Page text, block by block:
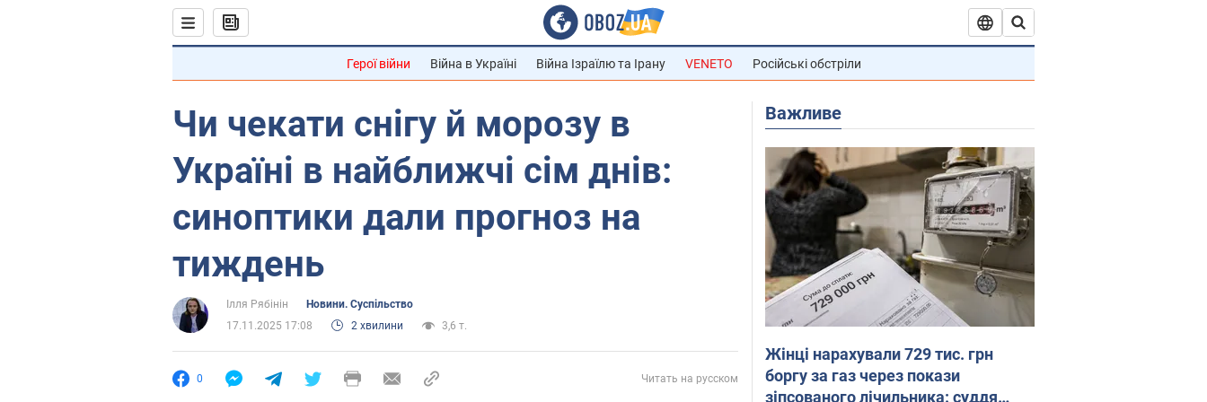
Герої війни Війна в Україні Війна Ізраїлю та Ірану VENETO Російські обстріли
Чи чекати снігу й морозу в
Україні в найближчі сім днів:
синоптики дали прогноз на
тиждень
Ілля Рябінін
Новини. Суспільство
17.11.2025 17:08
2 хвилини 3,6 т.
0 Читать на русском
Важливе
Жінці нарахували 729 тис. грн
боргу за газ через покази
зіпсованого лічильника: суддя